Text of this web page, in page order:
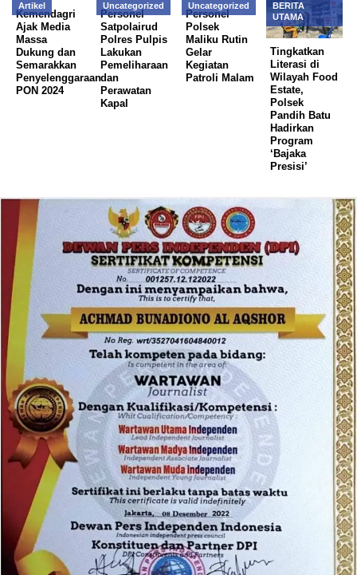
Artikel
Kemendagri
Ajak Media
Massa
Dukung dan
Semarakkan
Penyelenggaraan
PON 2024
Uncategorized
Personel
Satpolairud
Polres Pulpis
Lakukan
Pemeliharaan
dan
Perawatan
Kapal
Uncategorized
Personel
Polsek
Maliku Rutin
Gelar
Kegiatan
Patroli Malam
BERITA
UTAMA
Tingkatkan
Literasi di
Wilayah Food
Estate,
Polsek
Pandih Batu
Hadirkan
Program
‘Bajaka
Presisi’